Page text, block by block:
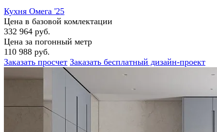
Кухня Омега '25
Цена в базовой комлектации
332 964 руб.
Цена за погонный метр
110 988 руб.
Заказать просчет Заказать бесплатный дизайн-проект